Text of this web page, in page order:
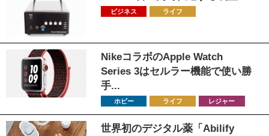
ビジネス ライフ
NikeコラボのApple Watch
Series 3はセルラー機能で使い勝
手...
ホビー ライフ レジャー
世界初のデジタル薬「Abilify